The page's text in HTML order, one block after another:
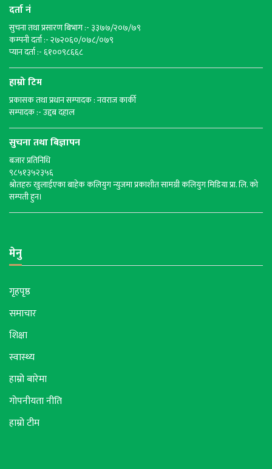
दर्ता नं
सुचना तथा प्रसारण बिभाग :- ३३७७/२०७/७९
कम्पनी दर्ता :- २७२०६०/०७८/०७९
प्यान दर्ता :- ६१००९८६६८
हाम्रो टिम
प्रकासक तथा प्रधान सम्पादक : नवराज कार्की
सम्पादक :- उद्दब दहाल
सुचना तथा बिज्ञापन
बजार प्रतिनिधि
९८५१३५२३५६
श्रोतहरु खुलाईएका बाहेक कलियुग न्युजमा प्रकाशीत सामग्री कलियुग मिडिया प्रा. लि. को
सम्पती हुन।
मेनु
गृहपृष्ठ
समाचार
शिक्षा
स्वास्थ्य
हाम्रो बारेमा
गोपनीयता नीति
हाम्रो टीम